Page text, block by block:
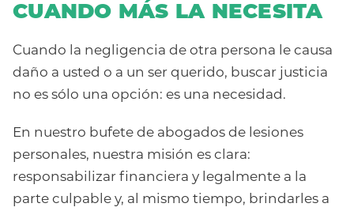
CUANDO MÁS LA NECESITA
Cuando la negligencia de otra persona le causa
daño a usted o a un ser querido, buscar justicia
no es sólo una opción: es una necesidad.
En nuestro bufete de abogados de lesiones
personales, nuestra misión es clara:
responsabilizar financiera y legalmente a la
parte culpable y, al mismo tiempo, brindarles a